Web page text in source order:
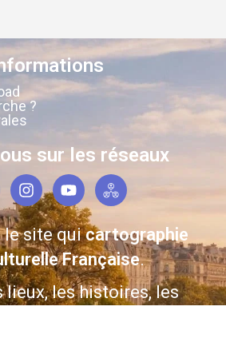
?
sur les réseaux
le site quicartographie
Française.
lieux, les histoires, les